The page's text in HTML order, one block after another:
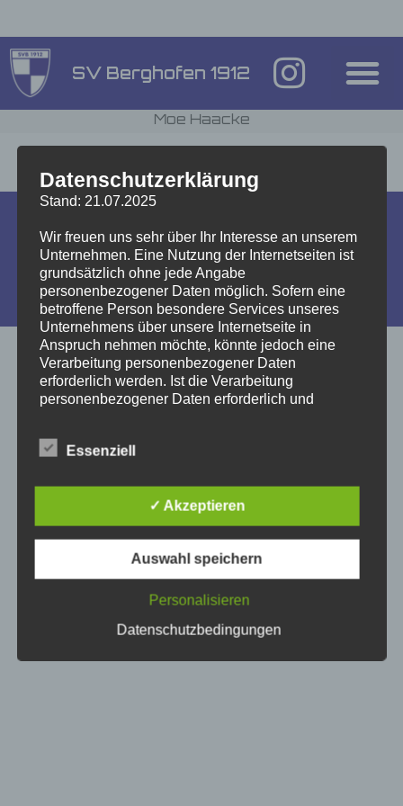
SV Berghofen 1912
Moe Haacke
ahrensahrens Juli 2, 2025
Impressum
Datenschutzerklärung
Gestaltung & Umsetzung byAhrens & Ahrens
Datenschutzerklärung
Stand: 21.07.2025
Wir freuen uns sehr über Ihr Interesse an unserem
Unternehmen. Eine Nutzung der Internetseiten ist
grundsätzlich ohne jede Angabe
personenbezogener Daten möglich. Sofern eine
betroffene Person besondere Services unseres
Unternehmens über unsere Internetseite in
Anspruch nehmen möchte, könnte jedoch eine
Verarbeitung personenbezogener Daten
erforderlich werden. Ist die Verarbeitung
personenbezogener Daten erforderlich und
gesetzliche Grundlage, holen wir generell eine
Einwilligung der betroffenen Person ein.
Die Verarbeitung personenbezogener Daten,
beispielsweise des Namens, der Anschrift, E-Mail-
Adresse oder Telefonnummer einer betroffenen
Person, erfolgt stets im Einklang mit der
Datenschutz-Grundverordnung und in
Übereinstimmung mit den für uns geltenden
landesspezifischen Datenschutzbestimmungen.
Unternehmen die Öffentlichkeit über Art, Umfang
Essenziell
✓ Akzeptieren
Auswahl speichern
Personalisieren
Datenschutzbedingungen